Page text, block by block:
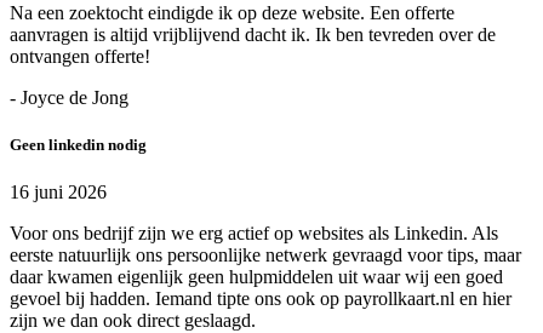
Na een zoektocht eindigde ik op deze website. Een offerte
aanvragen is altijd vrijblijvend dacht ik. Ik ben tevreden over de
ontvangen offerte!
- Joyce de Jong
Geen linkedin nodig
16 juni 2026
Voor ons bedrijf zijn we erg actief op websites als Linkedin. Als
eerste natuurlijk ons persoonlijke netwerk gevraagd voor tips, maar
daar kwamen eigenlijk geen hulpmiddelen uit waar wij een goed
gevoel bij hadden. Iemand tipte ons ook op payrollkaart.nl en hier
zijn we dan ook direct geslaagd.